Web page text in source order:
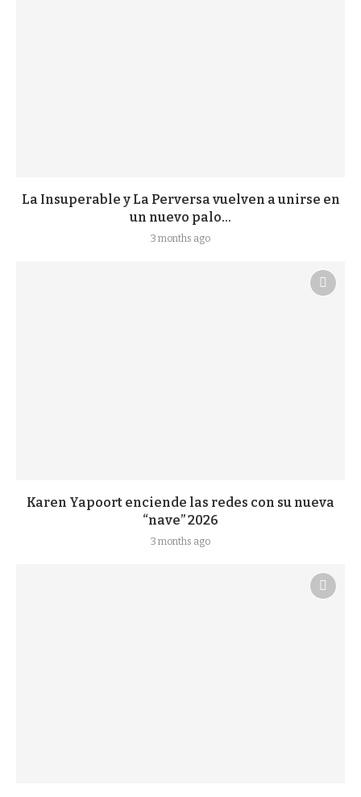
La Insuperable y La Perversa vuelven a unirse en
un nuevo palo...
3 months ago
Karen Yapoort enciende las redes con su nueva
“nave” 2026
3 months ago